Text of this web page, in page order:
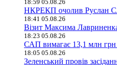
18:59 05.08.26
НКРЕКП очолив Руслан
18:41 05.08.26
Візит Максима
18:23 05.08.26
САП вимагає 13,1 млн грн
18:05 05.08.26
Зеленський провів